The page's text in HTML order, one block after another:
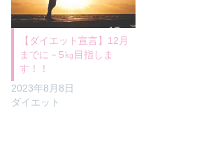
【ダイエット宣言】12月
までに－5㎏目指しま
す！！
2023年8月8日
ダイエット